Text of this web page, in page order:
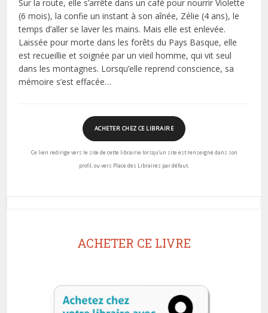
Sur la route, elle s’arrête dans un café pour nourrir Violette
(6 mois), la confie un instant à son aînée, Zélie (4 ans), le
temps d’aller se laver les mains. Mais elle est enlevée.
Laissée pour morte dans les forêts du Pays Basque, elle
est recueillie et soignée par un vieil homme, qui vit seul
dans les montagnes. Lorsqu’elle reprend conscience, sa
mémoire s’est effacée…
ACHETER CHEZ CE LIBRAIRE
Ce lien redirige vers le site de cette librairie lorsqu’un site est renseigné dans son
profil, ou vers Place des Libraires par défaut.
ACHETER CE LIVRE